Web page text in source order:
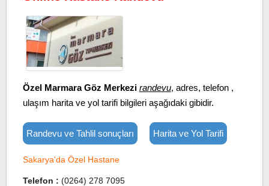
Özel Marmara Göz Merkezi randevu, adres, telefon ,
ulaşım harita ve yol tarifi bilgileri aşağıdaki gibidir.
Randevu ve Tahlil sonuçları Harita ve Yol Tarifi
Sakarya'da Özel Hastane
Telefon : (0264) 278 7095